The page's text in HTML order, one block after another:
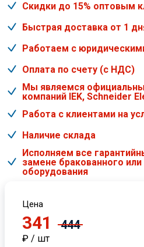
Скидки до 15% оптовым
Быстрая доставка от 1
Работаем с
Оплата по счету (с НДС)
Мы являемся
компаний IEK, Schneider
Работа с клиентами на
Наличие склада
Исполняем все
замене бракованного
оборудования
Цена
341 444
₽ / шт